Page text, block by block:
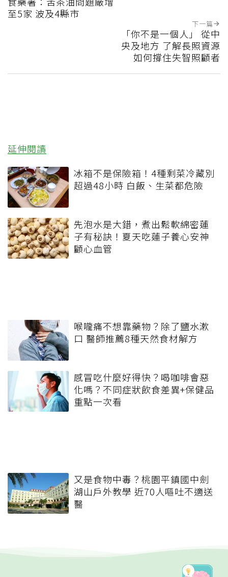
至5家 波及4縣市
下一篇
「你不是一個人」 從中
央及地方 了解長照資源
如何撐住失智照顧者
延伸閱讀
冰箱不是保險箱！4種剩菜冷藏別
超過48小時 白飯、生菜都危險
先泡水是大錯，煮出鬆軟綿密蓮
子有秘訣！夏天吃蓮子養心安神
顧心血管
喉嚨痛不想靠藥物？除了鹽水漱
口 醫師推薦8種天然食材解方
感冒吃什麼好得快？喝咖啡會惡
化嗎？不同症狀飲食差異+保健品
重點一次看
又是食物中毒？桃園平鎮國中劍
湖山戶外教學 近70人嘔吐不適送
醫